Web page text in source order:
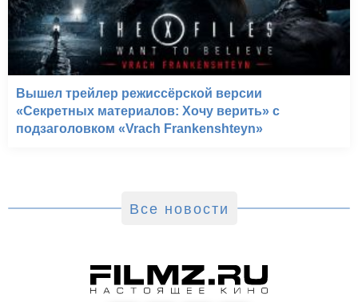
Вышел трейлер режиссёрской версии
«Секретных материалов: Хочу верить» с
подзаголовком «Vrach Frankenshteyn»
Все новости